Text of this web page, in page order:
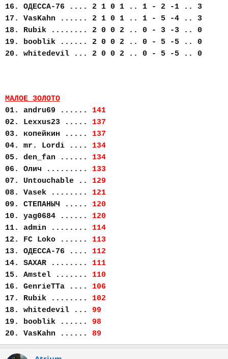
16. ОДЕССА-76 .... 2 1 0 1 .. 1 - 2 -1 .. 3
17. VasKahn ...... 2 1 0 1 .. 1 - 5 -4 .. 3
18. Rubik ........ 2 0 0 2 .. 0 - 3 -3 .. 0
19. booblik ...... 2 0 0 2 .. 0 - 5 -5 .. 0
20. whitedevil ... 2 0 0 2 .. 0 - 5 -5 .. 0
МАЛОЕ ЗОЛОТО
01. andru69 ...... 141
02. Lexxus23 ..... 137
03. копейкин ..... 137
04. mr. Lordi .... 134
05. den_fan ...... 134
06. Олич ......... 133
07. Untouchable .. 129
08. Vasek ........ 121
09. СТЕПАНЫЧ ..... 120
10. yag0684 ...... 120
11. admin ........ 114
12. FC Loko ...... 113
13. ОДЕССА-76 .... 112
14. SAXAR ........ 111
15. Amstel ....... 110
16. GenrieTTa .... 106
17. Rubik ........ 102
18. whitedevil ... 99
19. booblik ...... 98
20. VasKahn ...... 89